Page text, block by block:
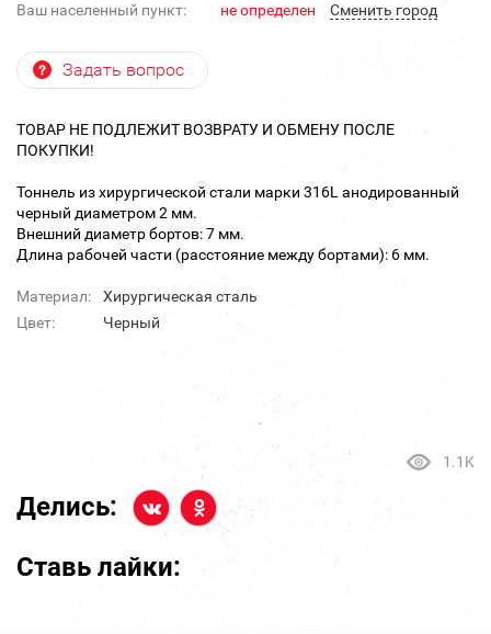
Ваш населенный пункт: не определен Cменить город
Задать вопрос
ТОВАР НЕ ПОДЛЕЖИТ ВОЗВРАТУ И ОБМЕНУ ПОСЛЕ
ПОКУПКИ!
Тоннель из хирургической стали марки 316L анодированный
черный диаметром 2 мм.
Внешний диаметр бортов: 7 мм.
Длина рабочей части (расстояние между бортами): 6 мм.
Материал:
Хирургическая сталь
Цвет:
Черный
1.1K
Делись:
Ставь лайки: